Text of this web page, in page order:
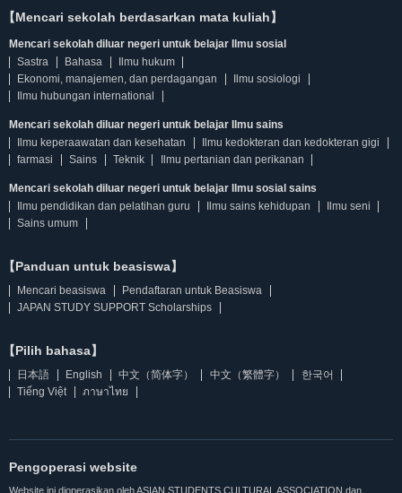
【Mencari sekolah berdasarkan mata kuliah】
Mencari sekolah diluar negeri untuk belajar Ilmu sosial
Sastra
Bahasa
Ilmu hukum
Ekonomi, manajemen, dan perdagangan
Ilmu sosiologi
Ilmu hubungan international
Mencari sekolah diluar negeri untuk belajar Ilmu sains
Ilmu keperaawatan dan kesehatan
Ilmu kedokteran dan kedokteran gigi
farmasi
Sains Teknik Ilmu pertanian dan perikanan
Mencari sekolah diluar negeri untuk belajar Ilmu sosial sains
Ilmu pendidikan dan pelatihan guru
Ilmu sains kehidupan
Ilmu seni
Sains umum
【Panduan untuk beasiswa】
Mencari beasiswa
Pendaftaran untuk Beasiswa
JAPAN STUDY SUPPORT Scholarships
【Pilih bahasa】
日本語 English 中文（简体字） 中文（繁體字）
한국어
Tiếng Việt
ภาษาไทย
Pengoperasi website
Website ini dioperasikan oleh ASIAN STUDENTS CULTURAL ASSOCIATION dan